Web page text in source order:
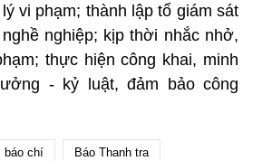
vi phạm; thành lập tổ giám sát
nghiệp; kịp thời nhắc nhở,
thực hiện công khai, minh
- kỷ luật, đảm bảo công
báo chí Báo Thanh tra